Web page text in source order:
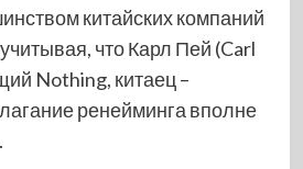
китайских компаний
что Карл Пей (Carl
Nothing, китаец –
ренейминга вполне